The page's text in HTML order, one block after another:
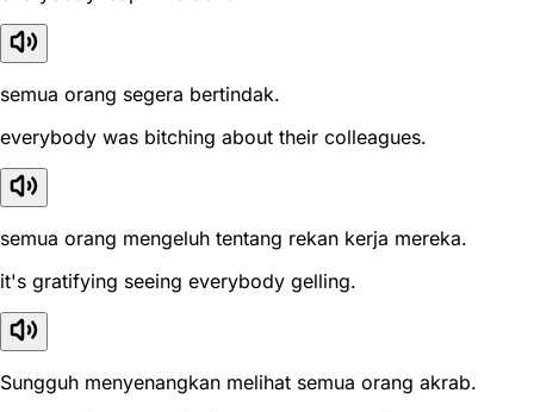
semua orang segera bertindak.
everybody was bitching about their colleagues.
semua orang mengeluh tentang rekan kerja mereka.
it's gratifying seeing everybody gelling.
Sungguh menyenangkan melihat semua orang akrab.